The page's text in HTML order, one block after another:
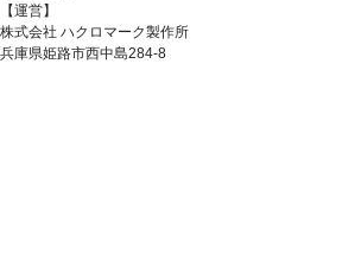
【運営】
株式会社 ハクロマーク製作所
兵庫県姫路市西中島284-8